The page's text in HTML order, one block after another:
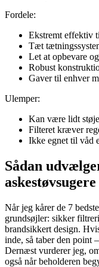
Fordele:
Ekstremt effektiv
Tæt
Let at opbevare
Robust
Gaver til enhver
Ulemper:
Kan være lidt
Filteret kræver
Ikke egnet til våd
Sådan
askestøvsugere
Når jeg kårer de 7
grundsøjler: sikker
brandsikkert design.
inde, så taber den point
Dernæst vurderer jeg,
også når beholderen